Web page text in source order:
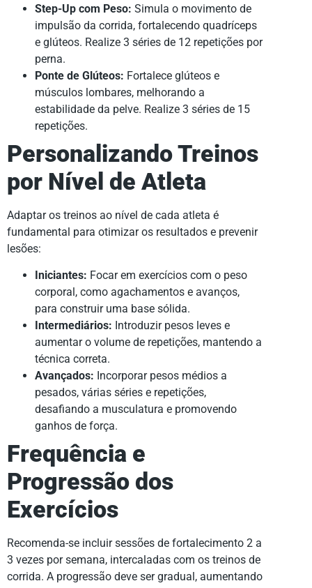
Step-Up com Peso: Simula o movimento de
impulsão da corrida, fortalecendo quadríceps
e glúteos. Realize 3 séries de 12 repetições por
perna.
Ponte de Glúteos: Fortalece glúteos e
músculos lombares, melhorando a
estabilidade da pelve. Realize 3 séries de 15
repetições.
Personalizando Treinos
por Nível de Atleta
Adaptar os treinos ao nível de cada atleta é
fundamental para otimizar os resultados e prevenir
lesões:
Iniciantes: Focar em exercícios com o peso
corporal, como agachamentos e avanços,
para construir uma base sólida.
Intermediários: Introduzir pesos leves e
aumentar o volume de repetições, mantendo a
técnica correta.
Avançados: Incorporar pesos médios a
pesados, várias séries e repetições,
desafiando a musculatura e promovendo
ganhos de força.
Frequência e
Progressão dos
Exercícios
Recomenda-se incluir sessões de fortalecimento 2 a
3 vezes por semana, intercaladas com os treinos de
corrida. A progressão deve ser gradual, aumentando